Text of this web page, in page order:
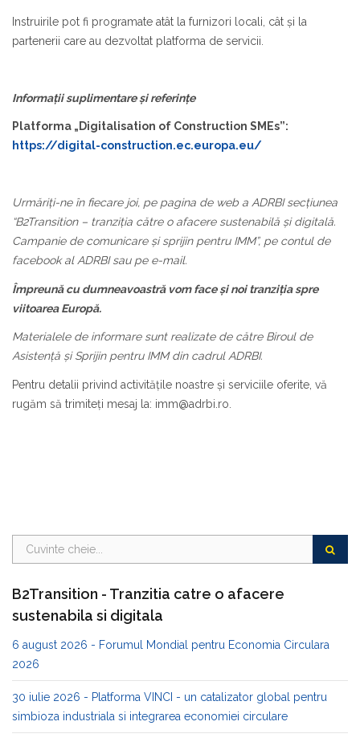
Instruirile pot fi programate atât la furnizori locali, cât și la
partenerii care au dezvoltat platforma de servicii.
Informații suplimentare și referințe
Platforma „Digitalisation of Construction SMEs”:
https://digital-construction.ec.europa.eu/
Urmăriți-ne în fiecare joi, pe pagina de web a ADRBI secțiunea
“B2Transition – tranziția către o afacere sustenabilă și digitală.
Campanie de comunicare și sprijin pentru IMM”, pe contul de
facebook al ADRBI sau pe e-mail.
Împreună cu dumneavoastră vom face și noi tranziția spre
viitoarea Europă.
Materialele de informare sunt realizate de către Biroul de
Asistență și Sprijin pentru IMM din cadrul ADRBI.
Pentru detalii privind activităţile noastre şi serviciile oferite, vă
rugăm să trimiteți mesaj la: imm@adrbi.ro.
B2Transition - Tranzitia catre o afacere
sustenabila si digitala
6 august 2026 - Forumul Mondial pentru Economia Circulara
2026
30 iulie 2026 - Platforma VINCI - un catalizator global pentru
simbioza industriala si integrarea economiei circulare